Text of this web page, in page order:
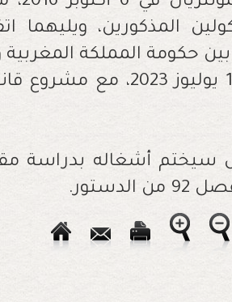
المذكورين، ويليهما
بين حكومة المملكة
غينيا، الموقع بالداخلة في 10
سيختم أشغاله بدراسة